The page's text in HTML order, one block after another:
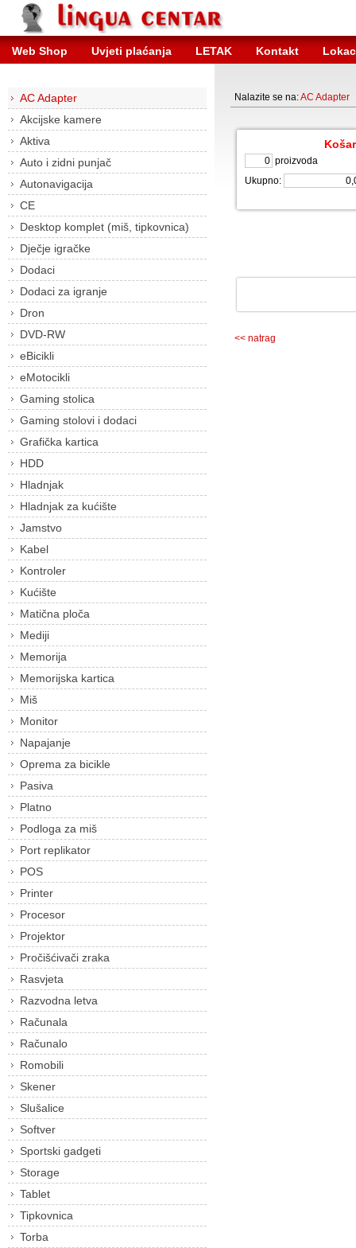
Web Shop Uvjeti plaćanja LETAK Kontakt
AC Adapter
Akcijske kamere
Aktiva
Auto i zidni punjač
Autonavigacija
CE
Desktop komplet (miš, tipkovnica)
Dječje igračke
Dodaci
Dodaci za igranje
Dron
DVD-RW
eBicikli
eMotocikli
Gaming stolica
Gaming stolovi i dodaci
Grafička kartica
HDD
Hladnjak
Hladnjak za kućište
Jamstvo
Kabel
Kontroler
Kućište
Matična ploča
Mediji
Memorija
Memorijska kartica
Miš
Monitor
Napajanje
Oprema za bicikle
Pasiva
Platno
Podloga za miš
Port replikator
POS
Printer
Procesor
Projektor
Pročišćivači zraka
Rasvjeta
Razvodna letva
Računala
Računalo
Romobili
Skener
Slušalice
Softver
Sportski gadgeti
Storage
Tablet
Tipkovnica
Torba
Nalazite se na:AC Adapter
proizvoda
Ukupno:
<< natrag